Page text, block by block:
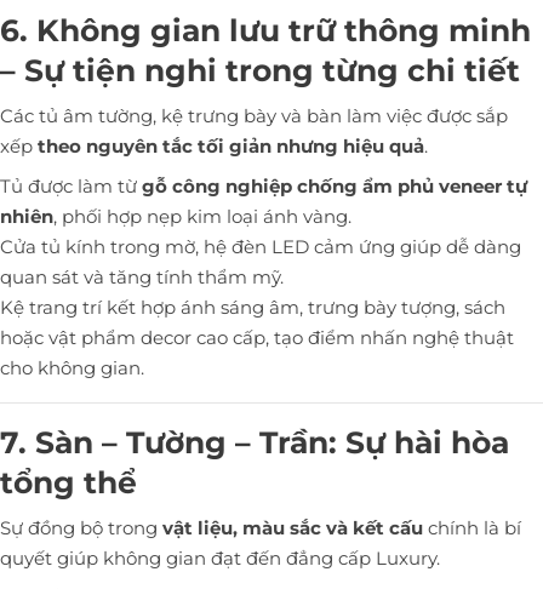
6. Không gian lưu trữ thông minh
– Sự tiện nghi trong từng chi tiết
Các tủ âm tường, kệ trưng bày và bàn làm việc được sắp
xếp theo nguyên tắc tối giản nhưng hiệu quả.
Tủ được làm từ gỗ công nghiệp chống ẩm phủ veneer tự
nhiên, phối hợp nẹp kim loại ánh vàng.
Cửa tủ kính trong mờ, hệ đèn LED cảm ứng giúp dễ dàng
quan sát và tăng tính thẩm mỹ.
Kệ trang trí kết hợp ánh sáng âm, trưng bày tượng, sách
hoặc vật phẩm decor cao cấp, tạo điểm nhấn nghệ thuật
cho không gian.
7. Sàn – Tường – Trần: Sự hài hòa
tổng thể
Sự đồng bộ trong vật liệu, màu sắc và kết cấu chính là bí
quyết giúp không gian đạt đến đẳng cấp Luxury.